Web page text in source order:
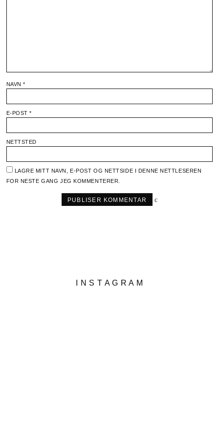
NAVN*
E-POST*
NETTSTED
LAGRE MITT NAVN, E-POST OG NETTSIDE I DENNE NETTLESEREN
FOR NESTE GANG JEG KOMMENTERER.
I N S T A G R A M